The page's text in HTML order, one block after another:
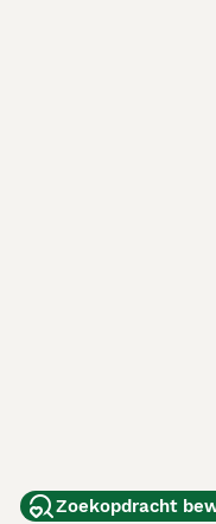
Zoekopdracht